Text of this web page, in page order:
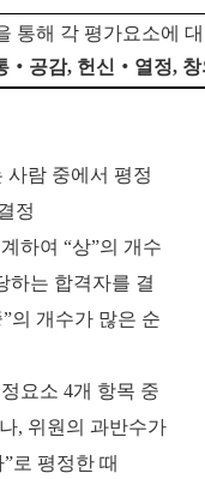
통해 각 평가요소에
‧ 공감, 헌신 ‧ 열정,
사람 중에서 평정
정
하여 “상”의 개수
하는 합격자를 결
의 개수가 많은 순
요소 4개 항목 중
, 위원의 과반수가
로 평정한 때